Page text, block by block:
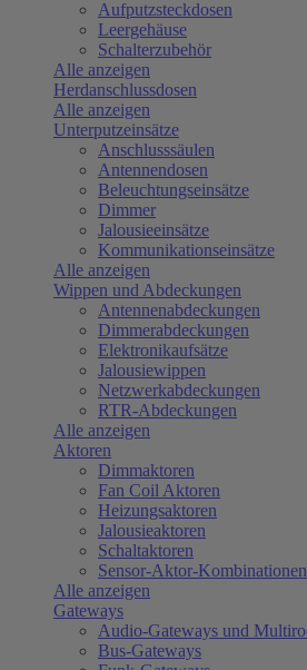
Aufputzsteckdosen
Leergehäuse
Schalterzubehör
Alle anzeigen
Herdanschlussdosen
Alle anzeigen
Unterputzeinsätze
Anschlusssäulen
Antennendosen
Beleuchtungseinsätze
Dimmer
Jalousieeinsätze
Kommunikationseinsätze
Alle anzeigen
Wippen und Abdeckungen
Antennenabdeckungen
Dimmerabdeckungen
Elektronikaufsätze
Jalousiewippen
Netzwerkabdeckungen
RTR-Abdeckungen
Alle anzeigen
Aktoren
Dimmaktoren
Fan Coil Aktoren
Heizungsaktoren
Jalousieaktoren
Schaltaktoren
Sensor-Aktor-Kombinationen
Alle anzeigen
Gateways
Audio-Gateways und
Bus-Gateways